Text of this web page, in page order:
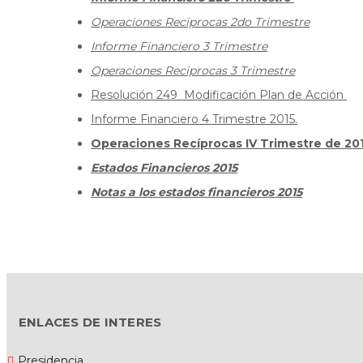
Operaciones Reciprocas 2do Trimestre
Informe Financiero 3 Trimestre
Operaciones Reciprocas 3 Trimestre
Resolución 249 Modificación Plan de Acción
Informe Financiero 4 Trimestre 2015.
Operaciones Recíprocas IV Trimestre de
Estados Financieros 2015
Notas a los estados financieros 2015
ENLACES DE INTERES